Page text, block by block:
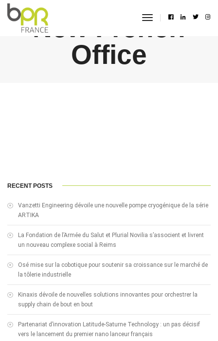
toggle
New French
Office
RECENT POSTS
Vanzetti Engineering dévoile une nouvelle pompe cryogénique de la série
ARTIKA
La Fondation de l’Armée du Salut et Plurial Novilia s’associent et livrent
un nouveau complexe social à Reims
Osé mise sur la cobotique pour soutenir sa croissance sur le marché de
la tôlerie industrielle
Kinaxis dévoile de nouvelles solutions innovantes pour orchestrer la
supply chain de bout en bout
Partenariat d’innovation Latitude-Saturne Technology : un pas décisif
vers le lancement du premier nano lanceur français